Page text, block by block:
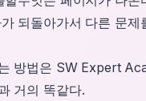
되돌아가서 다른 문제
방법은 SW Expert
거의 똑같다.